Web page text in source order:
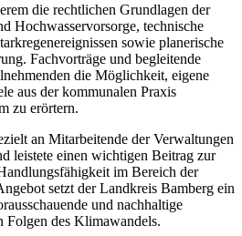
die rechtlichen Grundlagen der
Hochwasservorsorge, technische
sowie planerische
Fachvorträge und begleitende
die Möglichkeit, eigene
aus der kommunalen Praxis
zu erörtern.
an Mitarbeitende der Verwaltungen
leistete einen wichtigen Beitrag zur
im Bereich der
setzt der Landkreis Bamberg ein
und nachhaltige
Folgen des Klimawandels.